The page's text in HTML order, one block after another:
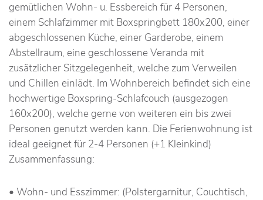
gemütlichen Wohn- u. Essbereich für 4 Personen,
einem Schlafzimmer mit Boxspringbett 180x200, einer
abgeschlossenen Küche, einer Garderobe, einem
Abstellraum, eine geschlossene Veranda mit
zusätzlicher Sitzgelegenheit, welche zum Verweilen
und Chillen einlädt. Im Wohnbereich befindet sich eine
hochwertige Boxspring-Schlafcouch (ausgezogen
160x200), welche gerne von weiteren ein bis zwei
Personen genutzt werden kann. Die Ferienwohnung ist
ideal geeignet für 2-4 Personen (+1 Kleinkind)
Zusammenfassung:
• Wohn- und Esszimmer: (Polstergarnitur, Couchtisch,